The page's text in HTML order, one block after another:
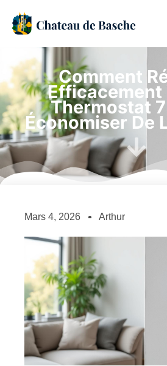
Comment
Efficacement
Thermostat
Économiser De
Mars 4, 2026 Arthur